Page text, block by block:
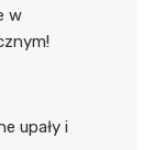
w
upały i